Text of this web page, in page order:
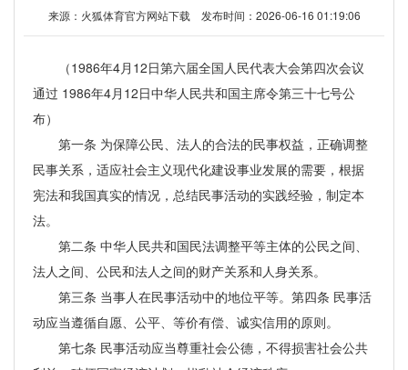
来源： 火狐体育官方网站下载 发布时间：2026-06-16 01:19:06
（1986年4月12日第六届全国人民代表大会第四次会议
通过 1986年4月12日中华人民共和国主席令第三十七号公
布）
第一条 为保障公民、法人的合法的民事权益，正确调整
民事关系，适应社会主义现代化建设事业发展的需要，根据
宪法和我国真实的情况，总结民事活动的实践经验，制定本
法。
第二条 中华人民共和国民法调整平等主体的公民之间、
法人之间、公民和法人之间的财产关系和人身关系。
第三条 当事人在民事活动中的地位平等。第四条 民事活
动应当遵循自愿、公平、等价有偿、诚实信用的原则。
第七条 民事活动应当尊重社会公德，不得损害社会公共